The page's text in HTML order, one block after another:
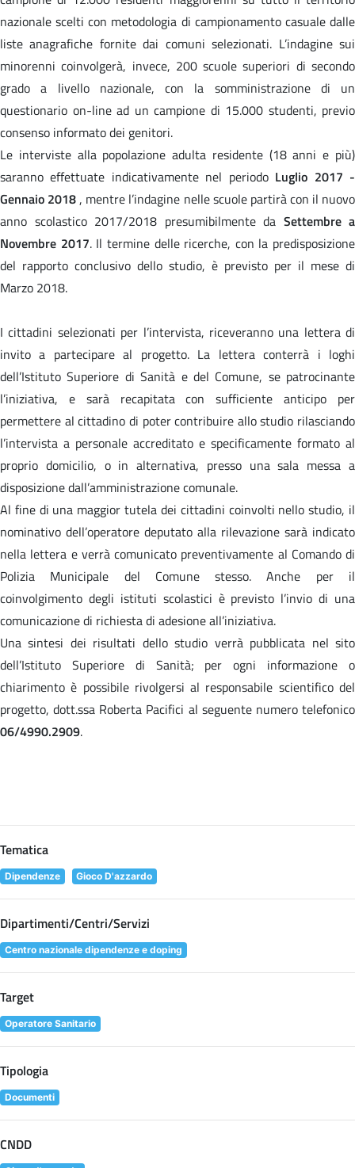
nazionale scelti con metodologia di campionamento casuale dalle
liste anagrafiche fornite dai comuni selezionati. L’indagine sui
minorenni coinvolgerà, invece, 200 scuole superiori di secondo
grado a livello nazionale, con la somministrazione di un
questionario on-line ad un campione di 15.000 studenti, previo
consenso informato dei genitori.
Le interviste alla popolazione adulta residente (18 anni e più)
saranno effettuate indicativamente nel periodo Luglio 2017 -
Gennaio 2018 , mentre l’indagine nelle scuole partirà con il nuovo
anno scolastico 2017/2018 presumibilmente da Settembre a
Novembre 2017. Il termine delle ricerche, con la predisposizione
del rapporto conclusivo dello studio, è previsto per il mese di
Marzo 2018.
I cittadini selezionati per l’intervista, riceveranno una lettera di
invito a partecipare al progetto. La lettera conterrà i loghi
dell’Istituto Superiore di Sanità e del Comune, se patrocinante
l’iniziativa, e sarà recapitata con sufficiente anticipo per
permettere al cittadino di poter contribuire allo studio rilasciando
l’intervista a personale accreditato e specificamente formato al
proprio domicilio, o in alternativa, presso una sala messa a
disposizione dall’amministrazione comunale.
Al fine di una maggior tutela dei cittadini coinvolti nello studio, il
nominativo dell’operatore deputato alla rilevazione sarà indicato
nella lettera e verrà comunicato preventivamente al Comando di
Polizia Municipale del Comune stesso. Anche per il
coinvolgimento degli istituti scolastici è previsto l’invio di una
comunicazione di richiesta di adesione all’iniziativa.
Una sintesi dei risultati dello studio verrà pubblicata nel sito
dell’Istituto Superiore di Sanità; per ogni informazione o
chiarimento è possibile rivolgersi al responsabile scientifico del
progetto, dott.ssa Roberta Pacifici al seguente numero telefonico
06/4990.2909.
Tematica
Dipendenze Gioco D'azzardo
Dipartimenti/Centri/Servizi
Centro nazionale dipendenze e doping
Target
Operatore Sanitario
Tipologia
Documenti
CNDD